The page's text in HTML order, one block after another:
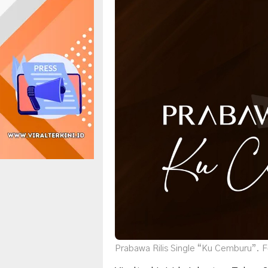
Prabawa Rilis Single “Ku Cemburu”.